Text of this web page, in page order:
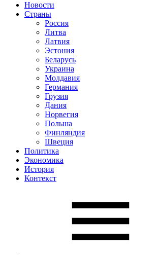
Новости
Страны
Россия
Литва
Латвия
Эстония
Беларусь
Украина
Молдавия
Германия
Грузия
Дания
Норвегия
Польша
Финляндия
Швеция
Политика
Экономика
История
Контекст